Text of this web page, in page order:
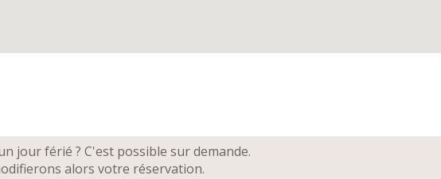
jour férié ? C'est possible sur demande.
alors votre réservation.